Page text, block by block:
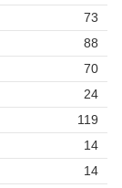
73
88
70
24
119
14
14